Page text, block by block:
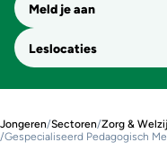
Meld je aan
Leslocaties
Jongeren/Sectoren/Zorg &
/Gespecialiseerd Pedagogisch